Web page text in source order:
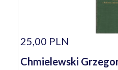
25,00 PLN
Chmielewski